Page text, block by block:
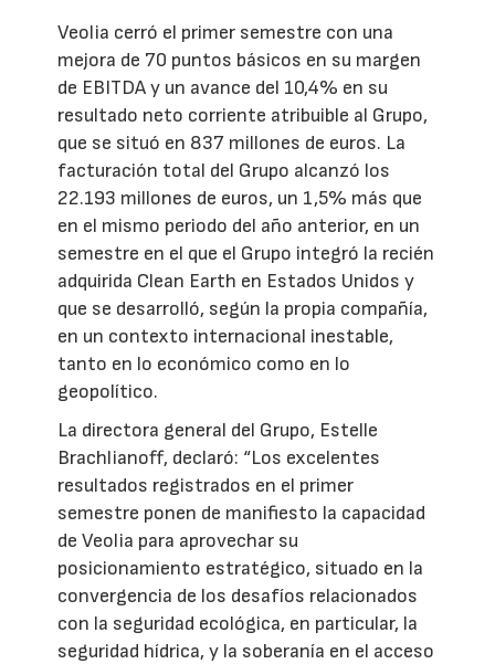
Veolia cerró el primer semestre con una
mejora de 70 puntos básicos en su margen
de EBITDA y un avance del 10,4% en su
resultado neto corriente atribuible al Grupo,
que se situó en 837 millones de euros. La
facturación total del Grupo alcanzó los
22.193 millones de euros, un 1,5% más que
en el mismo periodo del año anterior, en un
semestre en el que el Grupo integró la recién
adquirida Clean Earth en Estados Unidos y
que se desarrolló, según la propia compañía,
en un contexto internacional inestable,
tanto en lo económico como en lo
geopolítico.
La directora general del Grupo, Estelle
Brachlianoff, declaró: “Los excelentes
resultados registrados en el primer
semestre ponen de manifiesto la capacidad
de Veolia para aprovechar su
posicionamiento estratégico, situado en la
convergencia de los desafíos relacionados
con la seguridad ecológica, en particular, la
seguridad hídrica, y la soberanía en el acceso